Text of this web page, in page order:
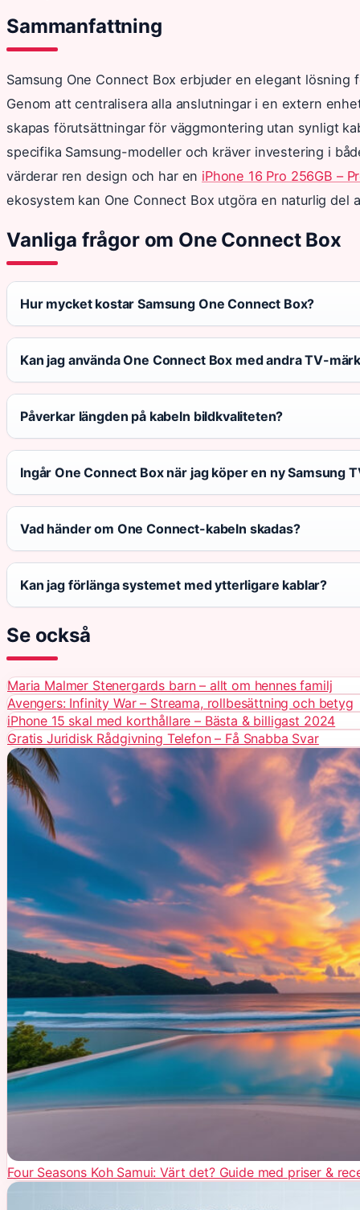
Sammanfattning
Samsung One Connect Box erbjuder en elegant
Genom att centralisera alla anslutningar i en extern
skapas förutsättningar för väggmontering utan synligt
specifika Samsung-modeller och kräver investering i
värderar ren design och har en iPhone 16 Pro 256GB –
ekosystem kan One Connect Box utgöra en naturlig del
Vanliga frågor om One Connect Box
Hur mycket kostar Samsung One Connect Box?
Kan jag använda One Connect Box med andra TV-
Påverkar längden på kabeln bildkvaliteten?
Ingår One Connect Box när jag köper en ny Samsung
Vad händer om One Connect-kabeln skadas?
Kan jag förlänga systemet med ytterligare kablar?
Se också
Maria Malmer Stenergards barn – allt om hennes familj
Avengers: Infinity War – Streama, rollbesättning och betyg
iPhone 15 skal med korthållare – Bästa & billigast 2024
Gratis Juridisk Rådgivning Telefon – Få Snabba Svar
Four Seasons Koh Samui: Värt det? Guide med priser &